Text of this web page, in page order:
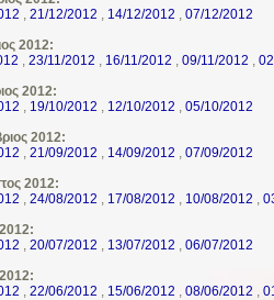
, 21/12/2012 , 14/12/2012 , 07/12/2012
2012:
, 23/11/2012 , 16/11/2012 , 09/11/2012 ,
2012:
, 19/10/2012 , 12/10/2012 , 05/10/2012
2012:
, 21/09/2012 , 14/09/2012 , 07/09/2012
2012:
, 24/08/2012 , 17/08/2012 , 10/08/2012 ,
2012:
, 20/07/2012 , 13/07/2012 , 06/07/2012
2012:
, 22/06/2012 , 15/06/2012 , 08/06/2012 ,